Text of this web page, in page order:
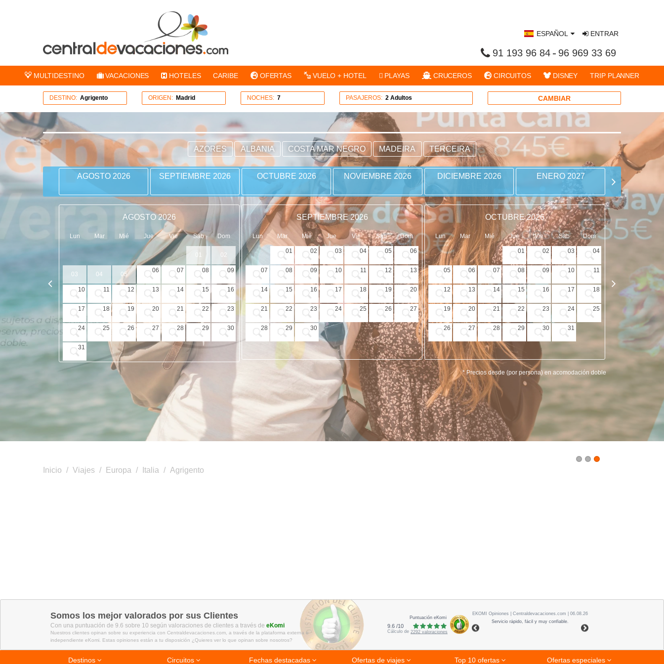
ESPAÑOL
91 193 96 84 96 969 33 69
ENTRAR
MULTIDESTINO VACACIONES HOTELES CARIBE OFERTAS VUELO + HOTEL PLAYAS CRUCEROS CIRCUITOS DISNEY TRIP PLANNER
1 2 3
DESTINO: Agrigento ORIGEN: Madrid NOCHES: 7 PASAJEROS: 2 Adultos CAMBIAR
AZORES ALBANIA COSTA MAR NEGRO MADEIRA TERCEIRA
AGOSTO 2026 SEPTIEMBRE 2026 OCTUBRE 2026 NOVIEMBRE 2026 DICIEMBRE 2026 ENERO 2027
AGOSTO 2026
Lun Mar Mié Jue Vie Sab Dom
01 02
03 04 05
06 07 08 09
10 11 12 13 14 15 16
17 18 19 20 21 22 23
24 25 26 27 28 29 30
31
SEPTIEMBRE 2026
Lun Mar Mié Jue Vie Sab Dom
01 02 03 04 05 06
07 08 09 10 11 12 13
14 15 16 17 18 19 20
21 22 23 24 25 26 27
28 29 30
OCTUBRE 2026
Lun Mar Mié Jue Vie Sab Dom
01 02 03 04
05 06 07 08 09 10 11
12 13 14 15 16 17 18
19 20 21 22 23 24 25
26 27 28 29 30 31
Lun Mar
03
09 10
23 24
* Precios desde (por persona) en acomodación doble
Inicio / Viajes / Europa / Italia / Agrigento
Somos los mejor valorados por sus Clientes
Con una puntuación de 9.6 sobre 10 según valoraciones de clientes a través de eKomi
Nuestros clientes opinan sobre su experiencia con Centraldevacaciones.com, a través de la plataforma externa e
independiente eKomi. Estas opiniones están a tu disposición ¿Quieres ver lo que opinan sobre nosotros?
Puntuación eKomi
9.6/10
Cálculo de2292valoraciones
EKOMIOpiniones
| Centraldevacaciones.com | 06.08.26
Servicio rápido, fácil y muy confiable.
Destinos Circuitos Fechas destacadas Ofertas de viajes Top 10 ofertas Ofertas especiales